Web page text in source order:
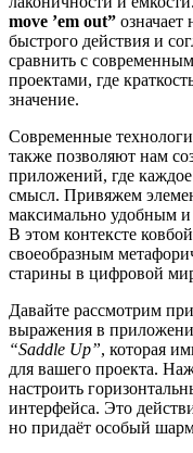
move ’em out” означает
быстрого действия и
сравнить с
проектами, где
значение.
Современные
также позволяют нам
приложений, где
смысл. Привяжем
максимально удобным
В этом контексте
своеобразным
старины в цифровой
Давайте рассмотрим
выражения в
“Saddle Up”, которая
для вашего проекта.
настроить
интерфейса. Это
но придаёт особый